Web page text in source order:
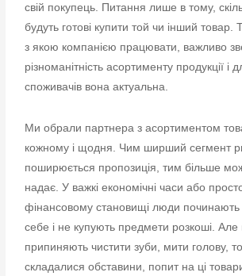
свій покупець. Питання лише в тому,
будуть готові купити той чи інший товар.
з якою компанією працювати, важливо
різноманітність асортименту продукції і
споживачів вона актуальна.
Ми обрали партнера з асортиментом
кожному і щодня. Чим ширший сегмент
поширюється пропозиція, тим більше
надає. У важкі економічні часи або
фінансовому становищі люди
себе і не купують предмети розкоші. Але
припиняють чистити зуби, мити голову,
складалися обставини, попит на ці